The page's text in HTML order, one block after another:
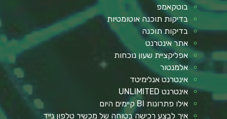
בוטקאמפ
בדיקות תוכנה אוטומטיות
בדיקות תוכנה
אתר אינטרנט
אפליקציית שעון נוכחות
אלמנטור
אינטרנט אנלימיטד
אינטרנט UNLIMITED
אילו פתרונות BI קיימים היום
איך לבצע רכישה בטוחה של מכשיר טלפון נייד